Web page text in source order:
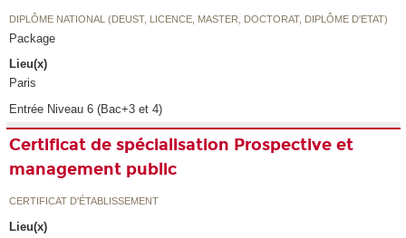
DIPLÔME NATIONAL (DEUST, LICENCE, MASTER, DOCTORAT, DIPLÔME D'ETAT)
Package
Lieu(x)
Paris
Entrée Niveau 6 (Bac+3 et 4)
Certificat de spécialisation Prospective et
management public
CERTIFICAT D'ÉTABLISSEMENT
Lieu(x)